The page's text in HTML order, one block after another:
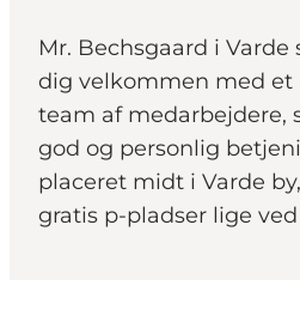
Mr. Bechsgaard i
dig velkommen med et
team af medarbejdere,
god og personlig
placeret midt i Varde
gratis p-pladser lige